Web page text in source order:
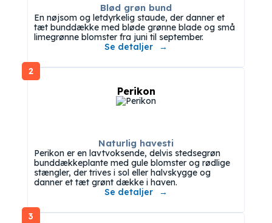
Blød grøn bund
En nøjsom og letdyrkelig staude, der danner et
tæt bunddække med bløde grønne blade og små
limegrønne blomster fra juni til september.
Se detaljer
2
Naturlig havesti
Perikon
Perikon er en lavtvoksende, delvis stedsegrøn
bunddækkeplante med gule blomster og rødlige
stængler, der trives i sol eller halvskygge og
danner et tæt grønt dække i haven.
Se detaljer
3